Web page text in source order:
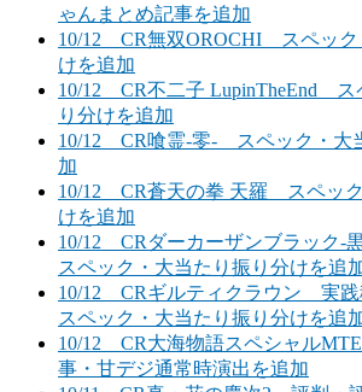
ゃんまとめ記事を追加
10/12 CR無双OROCHI スペック
けを追加
10/12 CR不二子 LupinTheEnd ス
り分けを追加
10/12 CR喰霊-零- スペック・大
加
10/12 CR蒼天の拳 天羅 スペッ
けを追加
10/12 CRダーカーザンブラック-
スペック・大当たり振り分けを追
10/12 CRギルティクラウン 実践
スペック・大当たり振り分けを追
10/12 CR大海物語スペシャル
事・甘デジ通常時演出を追加